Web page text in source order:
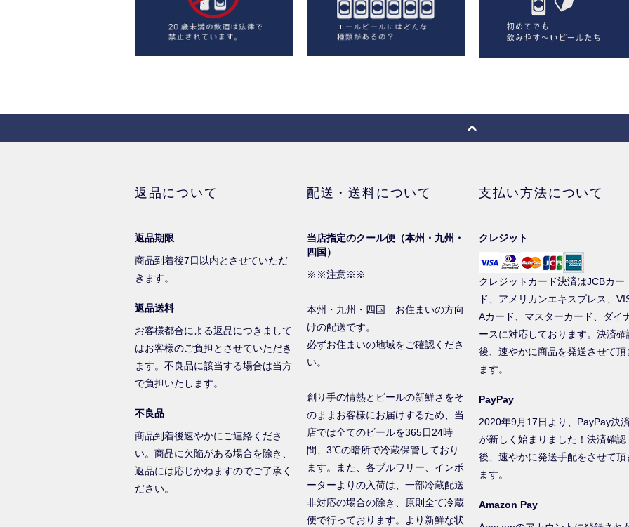
返品について
返品期限
商品到着後7日以内とさせていただ
きます。
返品送料
お客様都合による返品につきまして
はお客様のご負担とさせていただき
ます。不良品に該当する場合は当方
で負担いたします。
不良品
商品到着後速やかにご連絡くださ
い。商品に欠陥がある場合を除き、
返品には応じかねますのでご了承く
ださい。
配送・送料について
当店指定のクール便（本州・九州・
四国）
※※注意※※
本州・九州・四国 お住まいの方向
けの配送です。
必ずお住まいの地域をご確認くださ
い。
創り手の情熱とビールの新鮮さをそ
のままお客様にお届けするため、当
店では全てのビールを365日24時
間、3℃の暗所で冷蔵保管しており
ます。また、各ブルワリー、インポ
ーターよりの入荷は、一部冷蔵配送
非対応の場合の除き、原則全て冷蔵
便で行っております。より新鮮な状
支払い方法について
クレジット
クレジットカード決済はJCBカー
ド、アメリカンエキスプレス、
Aカード、マスターカード、ダイ
ースに対応しております。決済確
後、速やかに商品を発送させて頂
ます。
PayPay
2020年9月17日より、PayPay決
が新しく始まりました！決済確認
後、速やかに発送手配をさせて頂
ます。
Amazon Pay